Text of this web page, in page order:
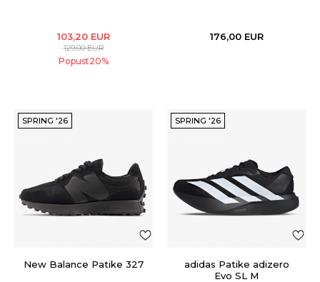
103,20 EUR
129,00EUR
Popust20%
176,00 EUR
SPRING '26
New Balance Patike 327
SPRING '26
adidas Patike adizero
Evo SL M